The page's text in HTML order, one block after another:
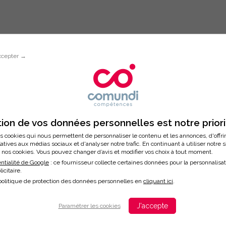
→
de vos données personnelles est notre
cookies qui nous permettent de personnaliser le contenu et les annonces,
aux médias sociaux et d'analyser notre trafic. En continuant à utiliser notre
cookies. Vous pouvez changer d’avis et modifier vos choix à tout moment.
de Google : ce fournisseur collecte certaines données pour la
de protection des données personnelles en cliquant ici.
Paramétrer les cookies J'accepte
Inscription à la formation
3 OUTILS DE BIEN-